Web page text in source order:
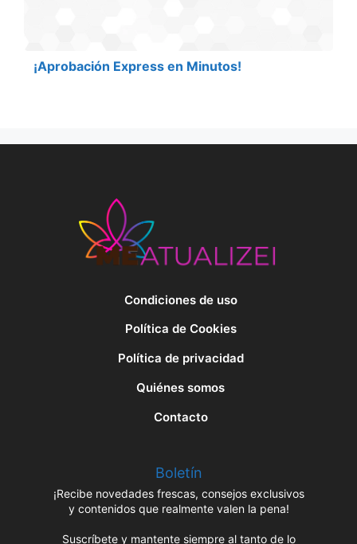
¡Aprobación Express en Minutos!
Condiciones de uso
Política de Cookies
Política de privacidad
Quiénes somos
Contacto
Boletín
¡Recibe novedades frescas, consejos exclusivos
y contenidos que realmente valen la pena!
Suscríbete y mantente siempre al tanto de lo